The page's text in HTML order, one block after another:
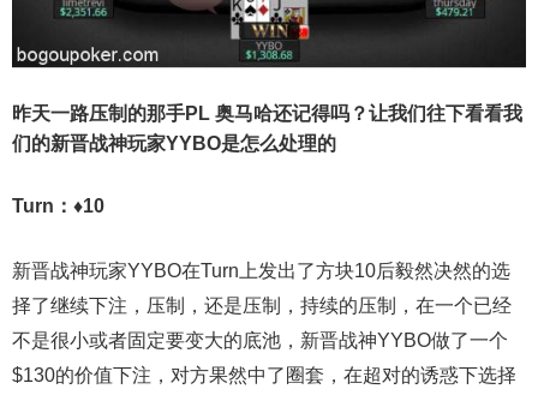
昨天一路压制的那手PL 奥马哈还记得吗？让我们往下看看我
们的新晋战神玩家YYBO是怎么处理的
Turn：♦10
新晋战神玩家YYBO在Turn上发出了方块10后毅然决然的选
择了继续下注，压制，还是压制，持续的压制，在一个已经
不是很小或者固定要变大的底池，新晋战神YYBO做了一个
$130的价值下注，对方果然中了圈套，在超对的诱惑下选择